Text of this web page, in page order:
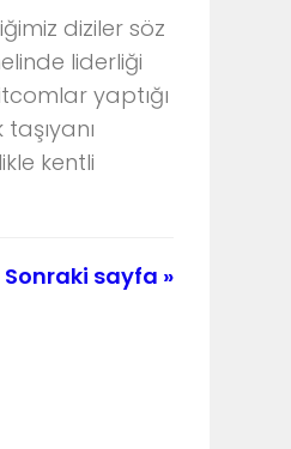
diziler söz
liderliği
yaptığı
kentli
Sonraki sayfa »